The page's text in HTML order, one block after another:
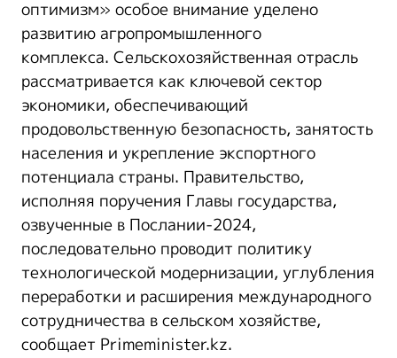
оптимизм» особое внимание уделено
развитию агропромышленного
комплекса. Сельскохозяйственная отрасль
рассматривается как ключевой сектор
экономики, обеспечивающий
продовольственную безопасность, занятость
населения и укрепление экспортного
потенциала страны. Правительство,
исполняя поручения Главы государства,
озвученные в Послании-2024,
последовательно проводит политику
технологической модернизации, углубления
переработки и расширения международного
сотрудничества в сельском хозяйстве,
сообщает Primeminister.kz.